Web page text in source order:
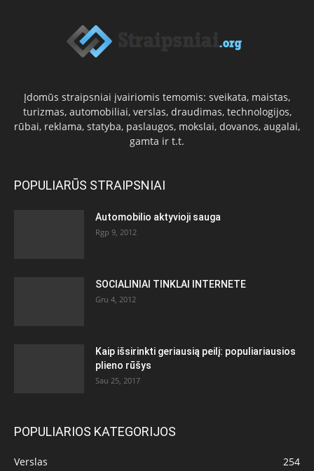
Įdomūs straipsniai įvairiomis temomis: sveikata, maistas,
turizmas, automobiliai, verslas, draudimas, technologijos,
rūbai, reklama, statyba, paslaugos, mokslai, dovanos, augalai,
gamta ir t.t.
POPULIARŪS STRAIPSNIAI
Automobilio aktyvioji sauga
Rgp 9, 2012
SOCIALINIAI TINKLAI INTERNETE
Gru 4, 2012
Kaip išsirinkti geriausią peilį: populiariausios
plieno rūšys
Sau 25, 2017
POPULIARIOS KATEGORIJOS
Verslas 254